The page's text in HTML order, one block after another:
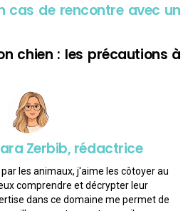
cas de rencontre avec un
chien : les précautions à
Zerbib, rédactrice
les animaux, j'aime les côtoyer au
comprendre et décrypter leur
dans ce domaine me permet de